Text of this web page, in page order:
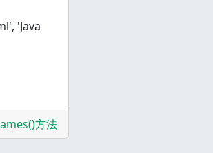
'Java
方法